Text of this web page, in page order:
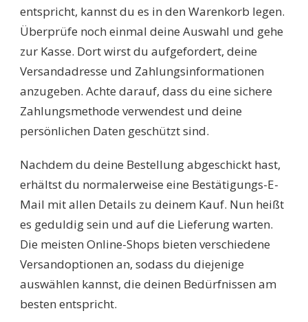
entspricht, kannst du es in den Warenkorb legen.
Überprüfe noch einmal deine Auswahl und gehe
zur Kasse. Dort wirst du aufgefordert, deine
Versandadresse und Zahlungsinformationen
anzugeben. Achte darauf, dass du eine sichere
Zahlungsmethode verwendest und deine
persönlichen Daten geschützt sind.
Nachdem du deine Bestellung abgeschickt hast,
erhältst du normalerweise eine Bestätigungs-E-
Mail mit allen Details zu deinem Kauf. Nun heißt
es geduldig sein und auf die Lieferung warten.
Die meisten Online-Shops bieten verschiedene
Versandoptionen an, sodass du diejenige
auswählen kannst, die deinen Bedürfnissen am
besten entspricht.